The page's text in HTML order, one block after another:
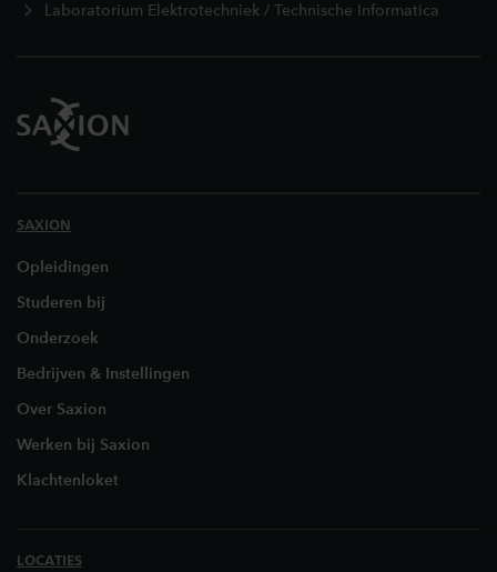
Laboratorium Elektrotechniek / Technische Informatica
SAXION
Opleidingen
Studeren bij
Onderzoek
Bedrijven & Instellingen
Over Saxion
Werken bij Saxion
Klachtenloket
LOCATIES